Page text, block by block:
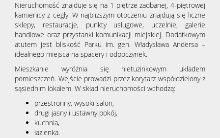
Nieruchomość znajduje się na 1 piętrze zadbanej, 4-piętrowej
kamienicy z cegły. W najbliższym otoczeniu znajdują się liczne
sklepy, restauracje, punkty usługowe, uczelnie, galerie
handlowe oraz przystanki komunikacji miejskiej. Dodatkowym
atutem jest bliskość Parku im. gen. Władysława Andersa –
idealnego miejsca na spacery i odpoczynek.
Mieszkanie wyróżnia się nietuzinkowym układem
pomieszczeń. Wejście prowadzi przez korytarz współdzielony z
sąsiednim lokalem. W skład nieruchomości wchodzą:
przestronny, wysoki salon,
drugi jasny i ustawny pokój,
kuchnia,
łazienka.